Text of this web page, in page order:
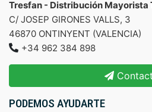
Tresfan - Distribución Mayorista
C/ JOSEP GIRONES VALLS, 3
46870 ONTINYENT (VALENCIA)
+34 962 384 898
PODEMOS AYUDARTE